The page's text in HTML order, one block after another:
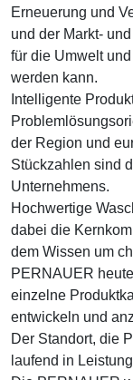
Erneuerung und
und der Markt-
für die Umwelt
werden kann.
Intelligente
der Region und
Stückzahlen sind
Unternehmens.
Hochwertige
dabei die
dem Wissen um
PERNAUER
einzelne
entwickeln und
Der Standort, die
laufend in